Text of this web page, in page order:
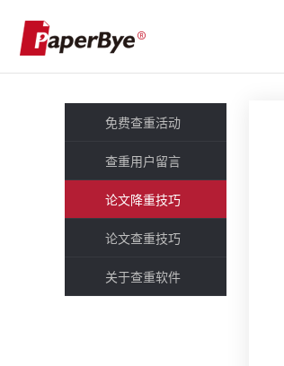
免费查重活动
查重用户留言
论文降重技巧
论文查重技巧
关于查重软件